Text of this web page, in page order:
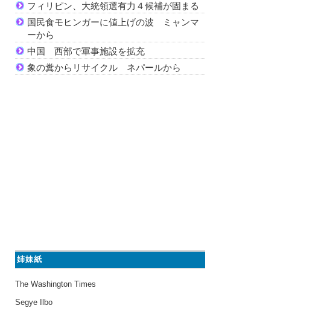
フィリピン、大統領選有力４候補が固まる
国民食モヒンガーに値上げの波 ミャンマ
ーから
中国 西部で軍事施設を拡充
象の糞からリサイクル ネパールから
姉妹紙
The Washington Times
Segye Ilbo